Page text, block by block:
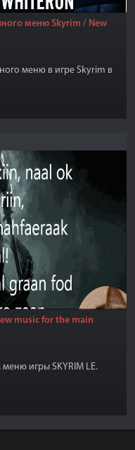
меню Skyrim / New
меню в игре Skyrim в
music for the main
игры SKYRIM LE.